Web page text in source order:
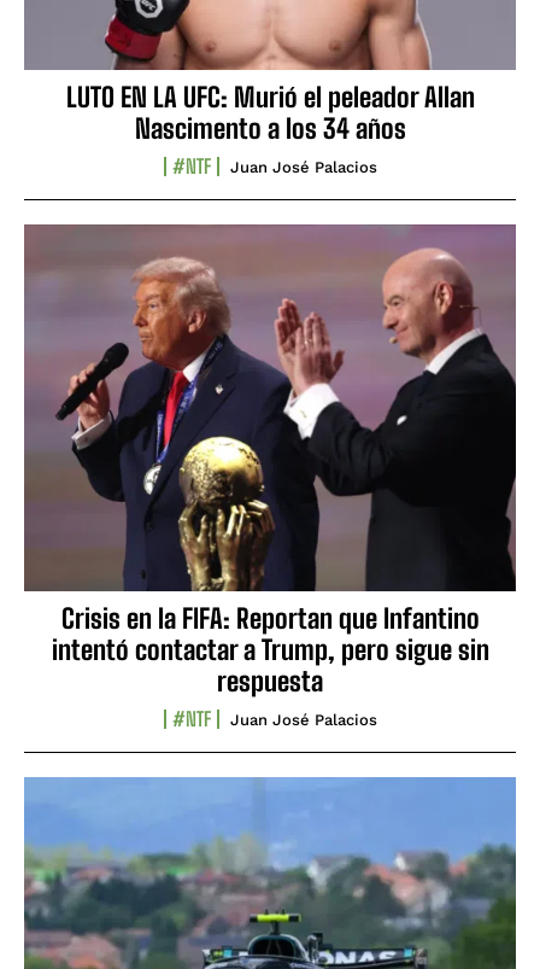
LUTO EN LA UFC: Murió el peleador Allan
Nascimento a los 34 años
#NTF Juan José Palacios
Crisis en la FIFA: Reportan que Infantino
intentó contactar a Trump, pero sigue sin
respuesta
#NTF Juan José Palacios